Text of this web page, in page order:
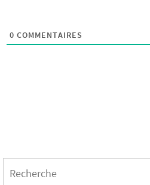
0 COMMENTAIRES